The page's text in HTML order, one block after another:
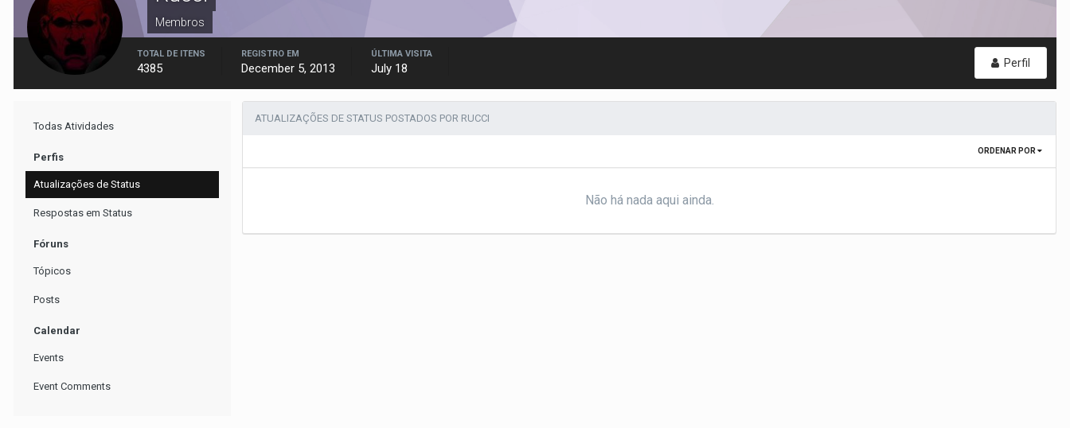
Membros
Perfil
TOTAL DE ITENS
4385
REGISTRO EM
December 5, 2013
ÚLTIMA VISITA
July 18
Todas Atividades
Perfis
Atualizações de Status
Respostas em Status
Fóruns
Tópicos
Posts
Calendar
Events
Event Comments
ATUALIZAÇÕES DE STATUS POSTADOS POR RUCCI
ORDENAR POR
Não há nada aqui ainda.